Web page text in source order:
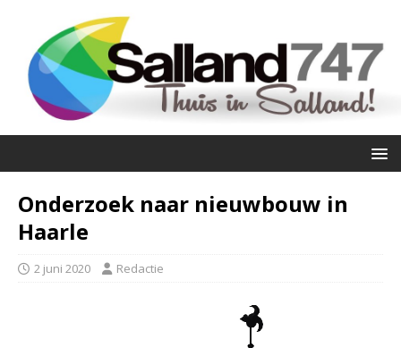
Onderzoek naar nieuwbouw in
Haarle
2 juni 2020 Redactie